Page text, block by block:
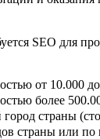
SEO для
от 10.000
более
страны
страны или по